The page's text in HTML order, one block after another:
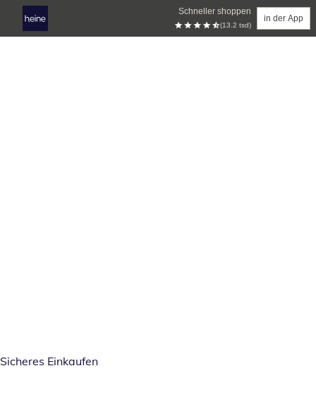
Schneller shoppen
(13.2 tsd)
in der App
Sicheres Einkaufen